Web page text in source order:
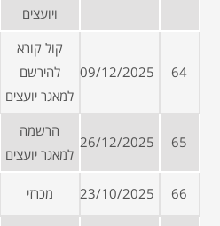
ויועצים
64
09/12/2025
קול קורא
להירשם
למאגר יועצים
65
26/12/2025
הרשמה
למאגר יועצים
66
23/10/2025 מכרזי